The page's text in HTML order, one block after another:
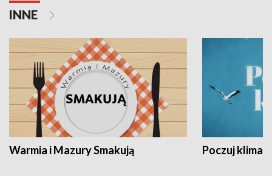
INNE
Warmia i Mazury Smakują Poczuj klimat